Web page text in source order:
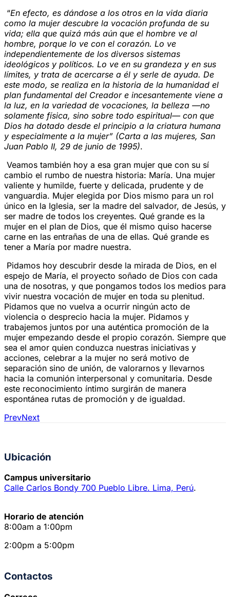
“En efecto, es dándose a los otros en la vida diaria
como la mujer descubre la vocación profunda de su
vida; ella que quizá más aún que el hombre ve al
hombre, porque lo ve con el corazón. Lo ve
independientemente de los diversos sistemas
ideológicos y políticos. Lo ve en su grandeza y en sus
límites, y trata de acercarse a él y serle de ayuda. De
este modo, se realiza en la historia de la humanidad el
plan fundamental del Creador e incesantemente viene a
la luz, en la variedad de vocaciones, la belleza —no
solamente física, sino sobre todo espiritual— con que
Dios ha dotado desde el principio a la criatura humana
y especialmente a la mujer” (Carta a las mujeres, San
Juan Pablo II, 29 de junio de 1995).
Veamos también hoy a esa gran mujer que con su sí
cambio el rumbo de nuestra historia: María. Una mujer
valiente y humilde, fuerte y delicada, prudente y de
vanguardia. Mujer elegida por Dios mismo para un rol
único en la Iglesia, ser la madre del salvador, de Jesús, y
ser madre de todos los creyentes. Qué grande es la
mujer en el plan de Dios, que él mismo quiso hacerse
carne en las entrañas de una de ellas. Qué grande es
tener a María por madre nuestra.
Pidamos hoy descubrir desde la mirada de Dios, en el
espejo de María, el proyecto soñado de Dios con cada
una de nosotras, y que pongamos todos los medios para
vivir nuestra vocación de mujer en toda su plenitud.
Pidamos que no vuelva a ocurrir ningún acto de
violencia o desprecio hacia la mujer. Pidamos y
trabajemos juntos por una auténtica promoción de la
mujer empezando desde el propio corazón. Siempre que
sea el amor quien conduzca nuestras iniciativas y
acciones, celebrar a la mujer no será motivo de
separación sino de unión, de valorarnos y llevarnos
hacia la comunión interpersonal y comunitaria. Desde
este reconocimiento íntimo surgirán de manera
espontánea rutas de promoción y de igualdad.
PrevNext
Ubicación
Campus universitario
Calle Carlos Bondy 700 Pueblo Libre. Lima, Perú.
Horario de atención
8:00am a 1:00pm
2:00pm a 5:00pm
Contactos